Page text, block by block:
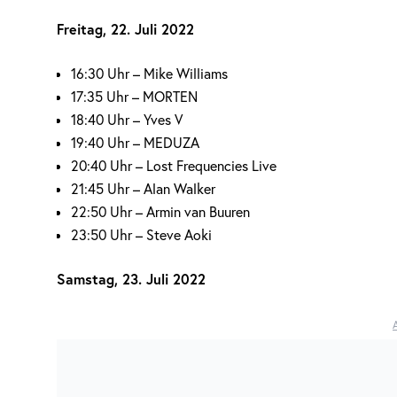
Freitag, 22. Juli 2022
16:30 Uhr – Mike Williams
17:35 Uhr – MORTEN
18:40 Uhr – Yves V
19:40 Uhr – MEDUZA
20:40 Uhr – Lost Frequencies Live
21:45 Uhr – Alan Walker
22:50 Uhr – Armin van Buuren
23:50 Uhr – Steve Aoki
Samstag, 23. Juli 2022